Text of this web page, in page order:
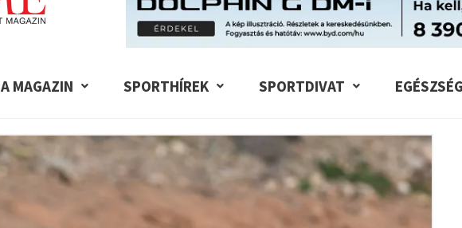
A MAGAZIN SPORTHÍREK SPORTDIVAT EGÉSZSÉG